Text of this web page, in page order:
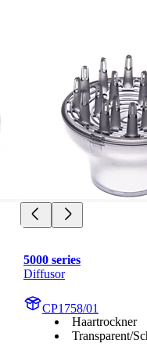
5000 series
Diffusor
CP1758/01
Haartrockner
Transparent/